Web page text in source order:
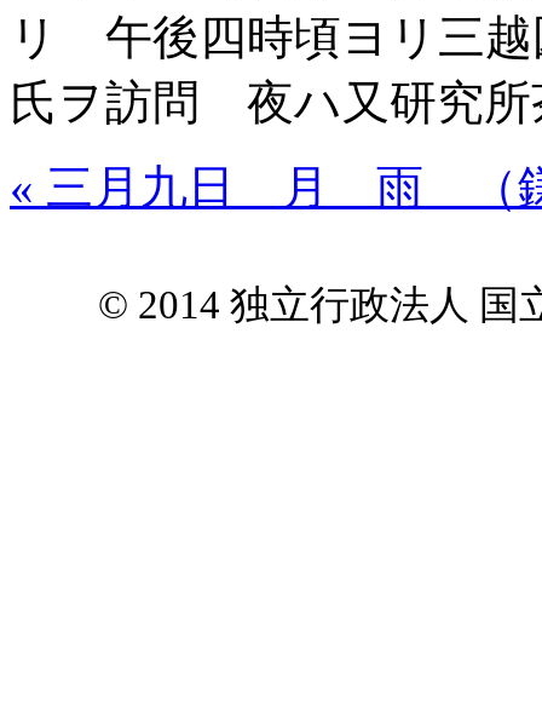
リ 午後四時頃ヨリ三越
氏ヲ訪問 夜ハ又研究所
« 三月九日 月 雨 （
© 2014 独立行政法人 国